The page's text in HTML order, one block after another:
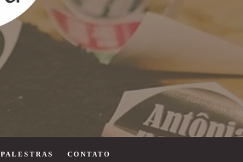
PALESTRAS CONTATO